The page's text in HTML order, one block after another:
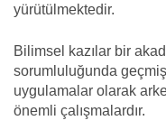
yürütülmektedir.
Bilimsel kazılar bir
sorumluluğunda
uygulamalar olarak
önemli çalışmalardır.